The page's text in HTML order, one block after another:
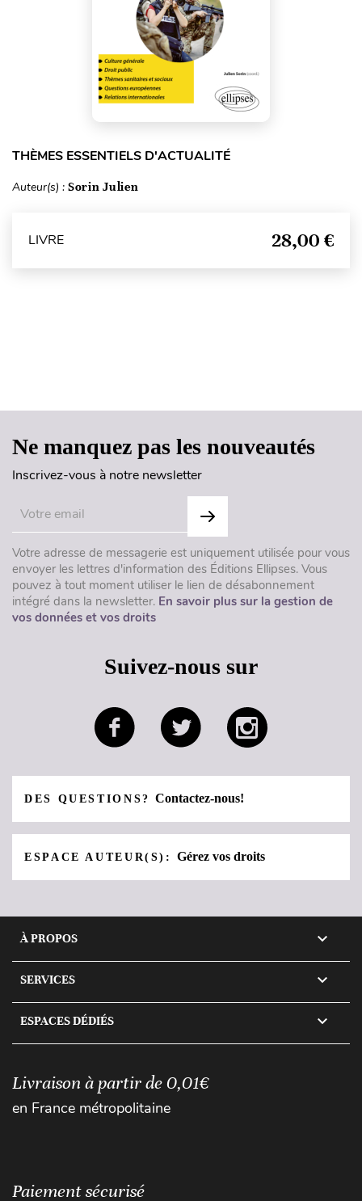
THÈMES ESSENTIELS D'ACTUALITÉ
Auteur(s) : Sorin Julien
LIVRE 28,00 €
Ne manquez pas les nouveautés
Inscrivez-vous à notre newsletter
Votre adresse de messagerie est uniquement utilisée pour vous
envoyer les lettres d'information des Éditions Ellipses. Vous
pouvez à tout moment utiliser le lien de désabonnement
intégré dans la newsletter. En savoir plus sur la gestion de
vos données et vos droits
Suivez-nous sur
DES QUESTIONS?Contactez-nous!
ESPACE AUTEUR(S):Gérez vos droits
À PROPOS 
SERVICES 
ESPACES DÉDIÉS 
Livraison à partir de 0,01€
en France métropolitaine
Paiement sécurisé